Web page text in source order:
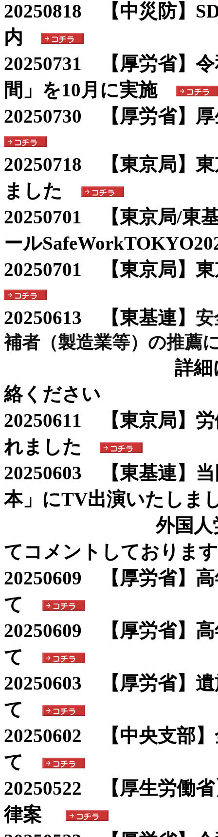
20250818 【中災防】
内
20250731 【厚労省】
間」を10月に実施
20250730 【厚労省】
20250718 【東京局】
ました
20250701 【東京局/東
ール
20250701 【東京局】
20250613 【東基連】
補者（製造業等）の推
詳細について
絡ください
20250611 【東京局】
れました
20250603 【東基連】
本」にTV出演いたしま
外国人労働者
てコメントしております
20250609 【厚労省】
て
20250609 【厚労省】
て
20250603 【厚労省】
て
20250602 【中央支部
て
20250522 【厚生労働
律案